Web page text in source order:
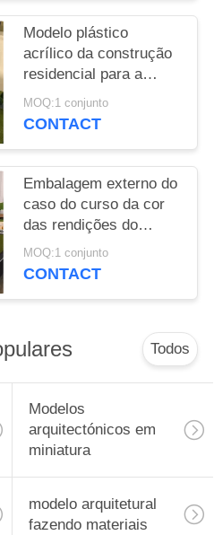
Modelo plástico
acrílico da construção
residencial para a
exposição 1. 2 * 1M de
Real Estate
MOQ:1 conjunto
CONTACT
Embalagem externo do
caso do curso da cor
das rendições do
modelo da construção
residencial 3D do Abs
MOQ:1 conjunto
CONTACT
Todos
Modelos
arquitectónicos em
miniatura
modelo arquitetural
fazendo materiais